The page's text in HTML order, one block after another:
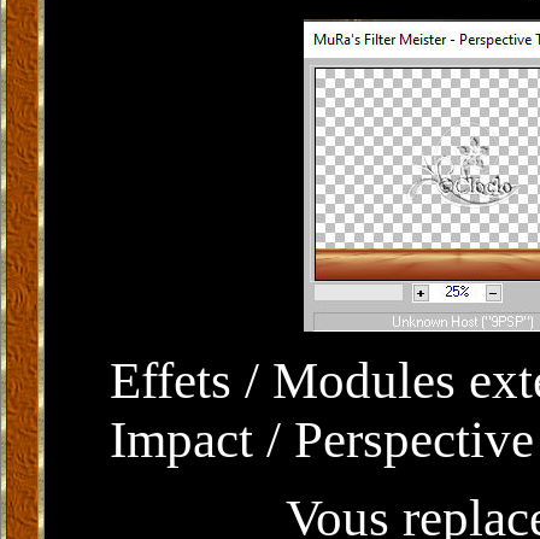
Effets / Modules
Impact /
Vous